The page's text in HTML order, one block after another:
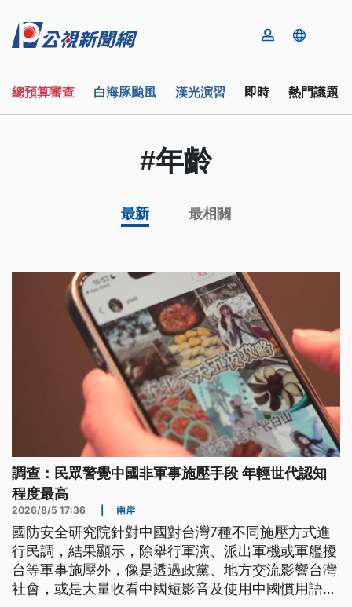
總預算審查 白海豚颱風 漢光演習 即時 熱門議題
#年齡
最新 最相關
調查：民眾警覺中國非軍事施壓手段 年輕世代認知
程度最高
2026/8/5 17:36 兩岸
國防安全研究院針對中國對台灣7種不同施壓方式進
行民調，結果顯示，除舉行軍演、派出軍機或軍艦擾
台等軍事施壓外，像是透過政黨、地方交流影響台灣
社會，或是大量收看中國短影音及使用中國慣用語